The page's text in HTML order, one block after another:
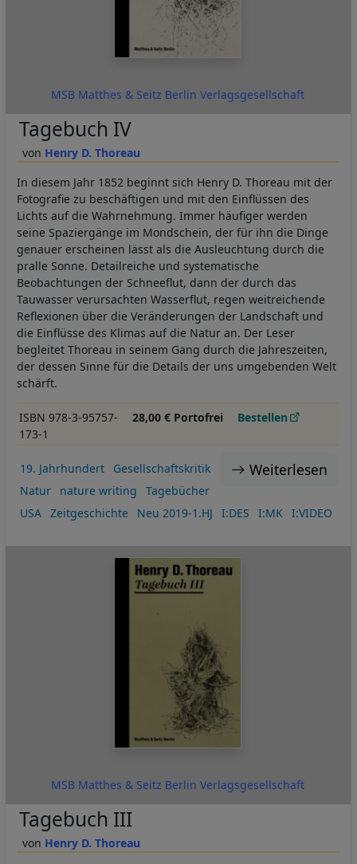
MSB Matthes & Seitz Berlin Verlagsgesellschaft
Henry D. Thoreau
Tagebuch IV
In diesem Jahr 1852 beginnt sich Henry D. Thoreau mit der
Fotografie zu beschäftigen und mit den Einflüssen des
Lichts auf die Wahrnehmung. Immer häufiger werden
seine Spaziergänge im Mondschein, der für ihn die Dinge
genauer erscheinen lässt als die Ausleuchtung durch die
pralle Sonne. Detailreiche und systematische
Beobachtungen der Schneeflut, dann der durch das
Tauwasser verursachten Wasserflut, regen weitreichende
Reflexionen über die Veränderungen der Landschaft und
die Einflüsse des Klimas auf die Natur an. Der Leser
begleitet Thoreau in seinem Gang durch die Jahreszeiten,
der dessen Sinne für die Details der uns umgebenden Welt
schärft.
ISBN 978-3-95757-
173-1
28,00 € Portofrei Bestellen
Weiterlesen
19. Jahrhundert
Gesellschaftskritik
Natur
nature writing
Tagebücher
USA
Zeitgeschichte Neu 2019-1.HJ I:DES I:MK I:VIDEO
MSB Matthes & Seitz Berlin Verlagsgesellschaft
Henry D. Thoreau
Tagebuch III